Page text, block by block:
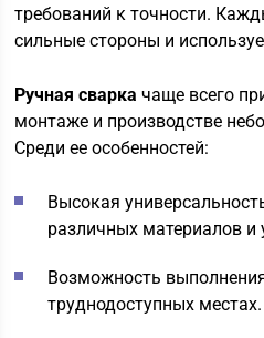
требований к точности.
сильные стороны и
Ручная сварка чаще всего
монтаже и производстве
Среди ее особенностей:
Высокая
различных материалов и
Возможность
труднодоступных местах.